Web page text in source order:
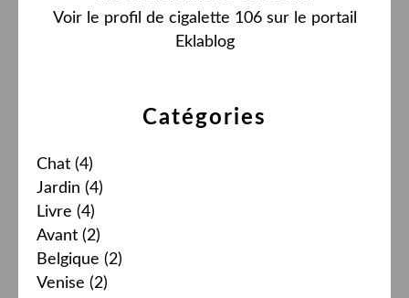
Catégories
Chat (4)
Jardin (4)
Livre (4)
Avant (2)
Belgique (2)
Venise (2)
Voir le profil de cigalette 106sur le portail
Eklablog